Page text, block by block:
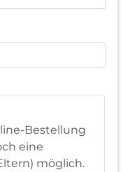
Bestellung
eine
möglich.